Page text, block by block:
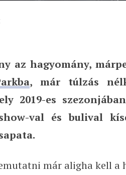
a Budapest
az hagyomány,
, már túlzás
2019-es
val és bulival
már aligha kell a